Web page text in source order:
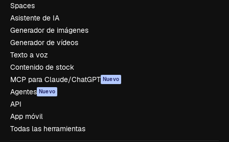
Spaces
Asistente de IA
Generador de imágenes
Generador de vídeos
Texto a voz
Contenido de stock
MCP para Claude/ChatGPT Nuevo
Agentes Nuevo
API
App móvil
Todas las herramientas